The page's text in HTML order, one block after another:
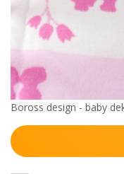
Boross design - baby